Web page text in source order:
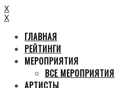
X
X
ГЛАВНАЯ
РЕЙТИНГИ
МЕРОПРИЯТИЯ
ВСЕ МЕРОПРИЯТИЯ
АРТИСТЫ